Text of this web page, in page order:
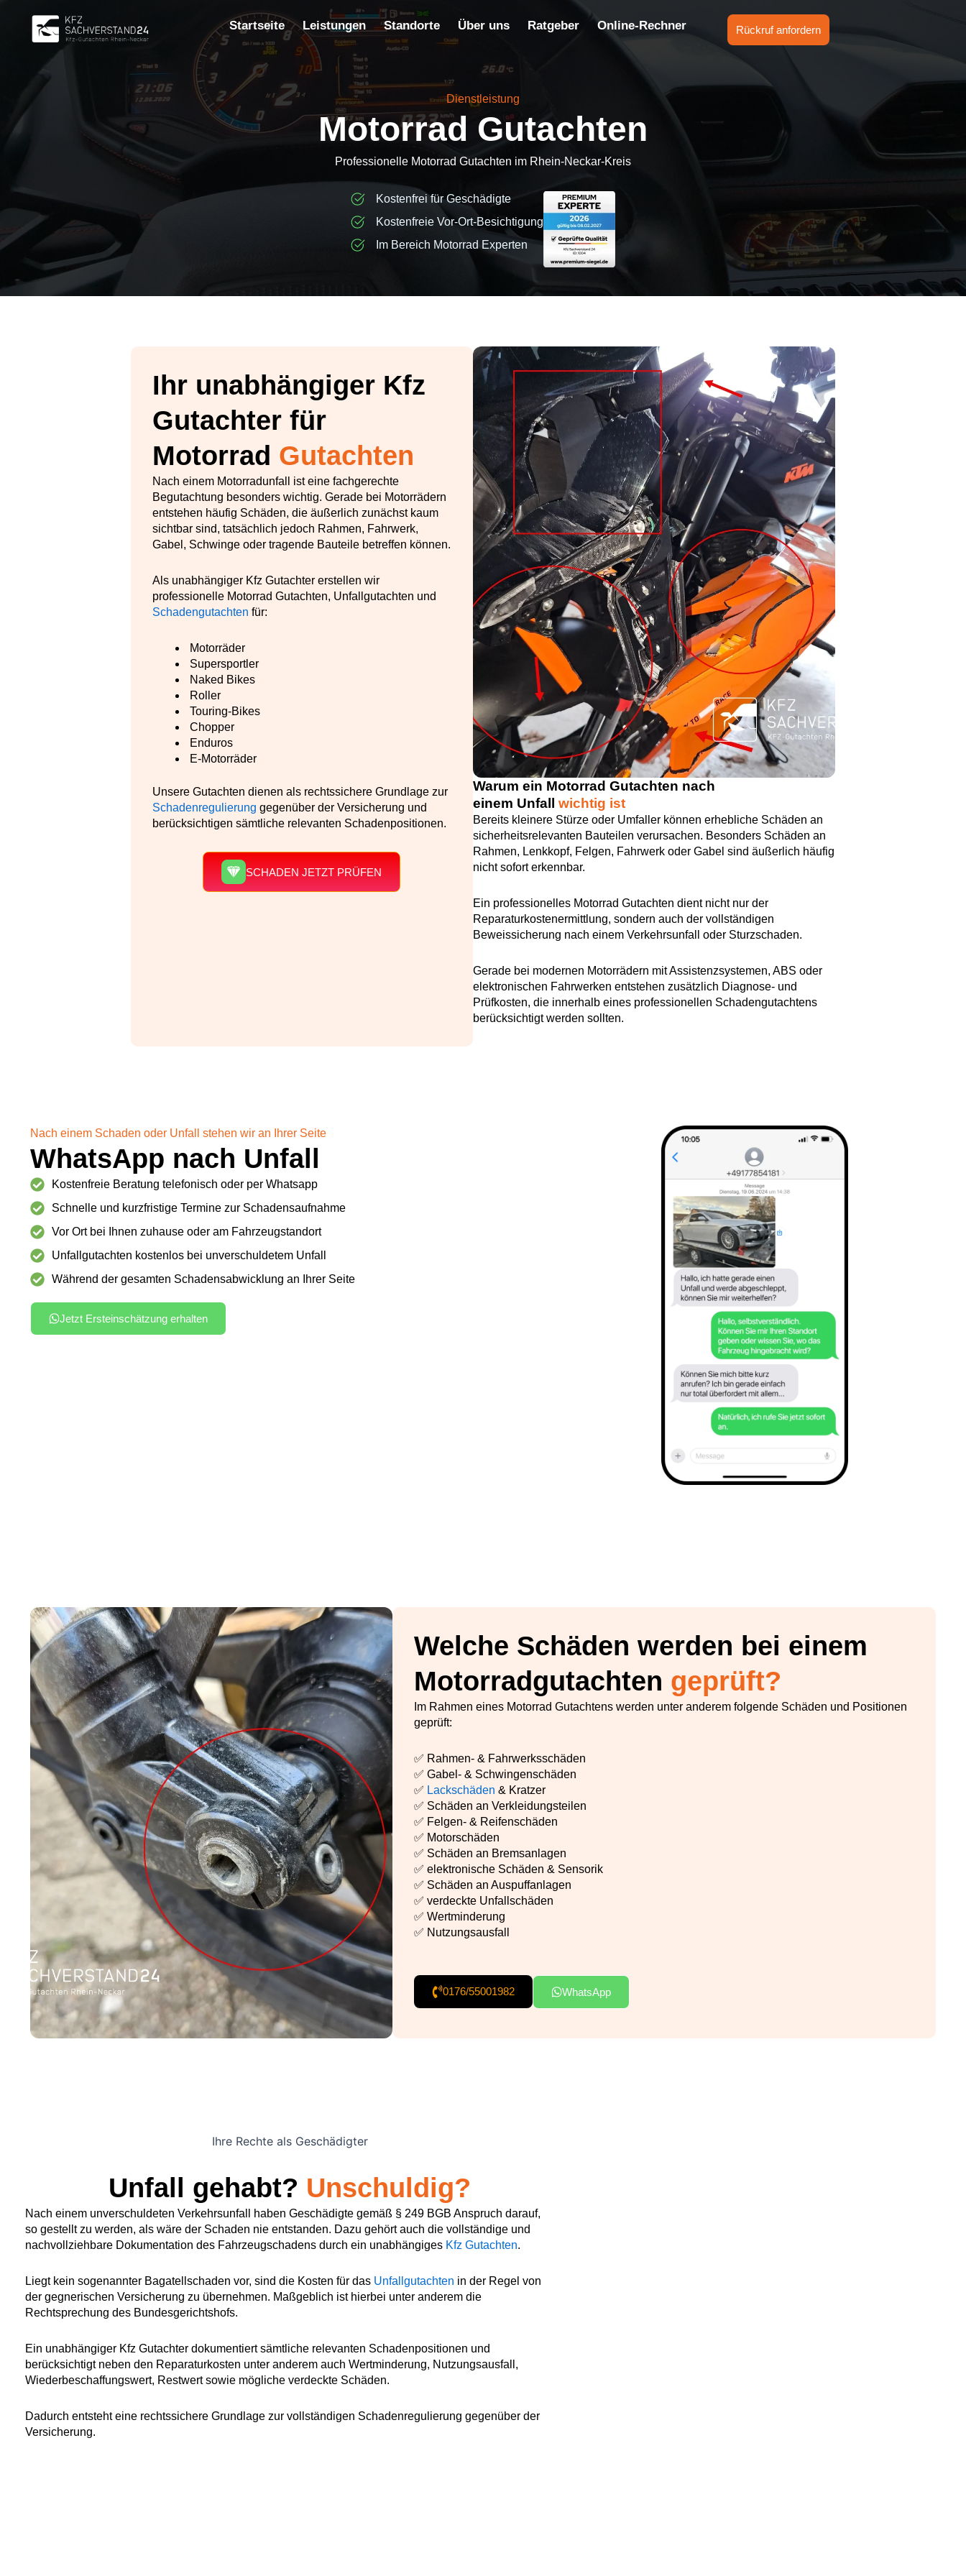
springen
Startseite Leistungen Standorte Über uns Ratgeber Online-Rechner Rückruf anfordern
Dienstleistung
Motorrad Gutachten
Professionelle Motorrad Gutachten im Rhein-Neckar-Kreis
Kostenfrei für Geschädigte
Kostenfreie Vor-Ort-Besichtigung
Im Bereich Motorrad Experten
Ihr unabhängiger Kfz
Gutachter für
Motorrad Gutachten
Nach einem Motorradunfall ist eine fachgerechte
Begutachtung besonders wichtig. Gerade bei Motorrädern
entstehen häufig Schäden, die äußerlich zunächst kaum
sichtbar sind, tatsächlich jedoch Rahmen, Fahrwerk,
Gabel, Schwinge oder tragende Bauteile betreffen können.
Als unabhängiger Kfz Gutachter erstellen wir
professionelle Motorrad Gutachten, Unfallgutachten und
Schadengutachten für:
Motorräder
Supersportler
Naked Bikes
Roller
Touring-Bikes
Chopper
Enduros
E-Motorräder
Unsere Gutachten dienen als rechtssichere Grundlage zur
Schadenregulierung gegenüber der Versicherung und
berücksichtigen sämtliche relevanten Schadenpositionen.
SCHADEN JETZT PRÜFEN
Warum ein Motorrad Gutachten nach
einem Unfall wichtig ist
Bereits kleinere Stürze oder Umfaller können erhebliche Schäden an
sicherheitsrelevanten Bauteilen verursachen. Besonders Schäden an
Rahmen, Lenkkopf, Felgen, Fahrwerk oder Gabel sind äußerlich häufig
nicht sofort erkennbar.
Ein professionelles Motorrad Gutachten dient nicht nur der
Reparaturkostenermittlung, sondern auch der vollständigen
Beweissicherung nach einem Verkehrsunfall oder Sturzschaden.
Gerade bei modernen Motorrädern mit Assistenzsystemen, ABS oder
elektronischen Fahrwerken entstehen zusätzlich Diagnose- und
Prüfkosten, die innerhalb eines professionellen Schadengutachtens
berücksichtigt werden sollten.
Nach einem Schaden oder Unfall stehen wir an Ihrer Seite
WhatsApp nach Unfall
Kostenfreie Beratung telefonisch oder per Whatsapp
Schnelle und kurzfristige Termine zur Schadensaufnahme
Vor Ort bei Ihnen zuhause oder am Fahrzeugstandort
Unfallgutachten kostenlos bei unverschuldetem Unfall
Während der gesamten Schadensabwicklung an Ihrer Seite
Jetzt Ersteinschätzung erhalten
Welche Schäden werden bei einem
Motorradgutachten geprüft?
Im Rahmen eines Motorrad Gutachtens werden unter anderem folgende Schäden und Positionen
geprüft:
✅ Rahmen- & Fahrwerksschäden
✅ Gabel- & Schwingenschäden
✅ Lackschäden & Kratzer
✅ Schäden an Verkleidungsteilen
✅ Felgen- & Reifenschäden
✅ Motorschäden
✅ Schäden an Bremsanlagen
✅ elektronische Schäden & Sensorik
✅ Schäden an Auspuffanlagen
✅ verdeckte Unfallschäden
✅ Wertminderung
✅ Nutzungsausfall
0176/55001982 WhatsApp
Ihre Rechte als Geschädigter
Unfall gehabt? Unschuldig?
Nach einem unverschuldeten Verkehrsunfall haben Geschädigte gemäß § 249 BGB Anspruch darauf,
so gestellt zu werden, als wäre der Schaden nie entstanden. Dazu gehört auch die vollständige und
nachvollziehbare Dokumentation des Fahrzeugschadens durch ein unabhängiges Kfz Gutachten.
Liegt kein sogenannter Bagatellschaden vor, sind die Kosten für das Unfallgutachten in der Regel von
der gegnerischen Versicherung zu übernehmen. Maßgeblich ist hierbei unter anderem die
Rechtsprechung des Bundesgerichtshofs.
Ein unabhängiger Kfz Gutachter dokumentiert sämtliche relevanten Schadenpositionen und
berücksichtigt neben den Reparaturkosten unter anderem auch Wertminderung, Nutzungsausfall,
Wiederbeschaffungswert, Restwert sowie mögliche verdeckte Schäden.
Dadurch entsteht eine rechtssichere Grundlage zur vollständigen Schadenregulierung gegenüber der
Versicherung.